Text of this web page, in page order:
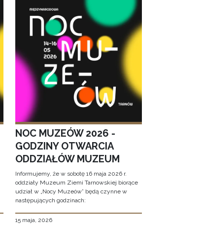
NOC MUZEÓW 2026 -
GODZINY OTWARCIA
ODDZIAŁÓW MUZEUM
Informujemy, że w sobotę 16 maja 2026 r.
oddziały Muzeum Ziemi Tarnowskiej biorące
udział w „Nocy Muzeów” będą czynne w
następujących godzinach:
15 maja, 2026